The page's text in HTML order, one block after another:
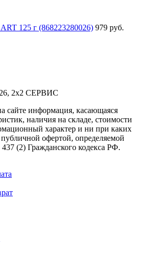
125 г (868223280026) 979 руб.
, 2x2 СЕРВИС
сайте информация, касающаяся
наличия на складе, стоимости
характер и ни при каких
публичной офертой, определяемой
(2) Гражданского кодекса РФ.